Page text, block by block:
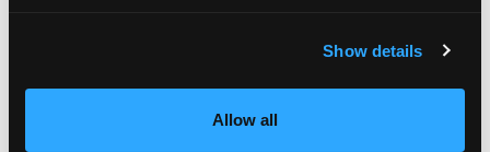
Show details
Allow all
amccarty